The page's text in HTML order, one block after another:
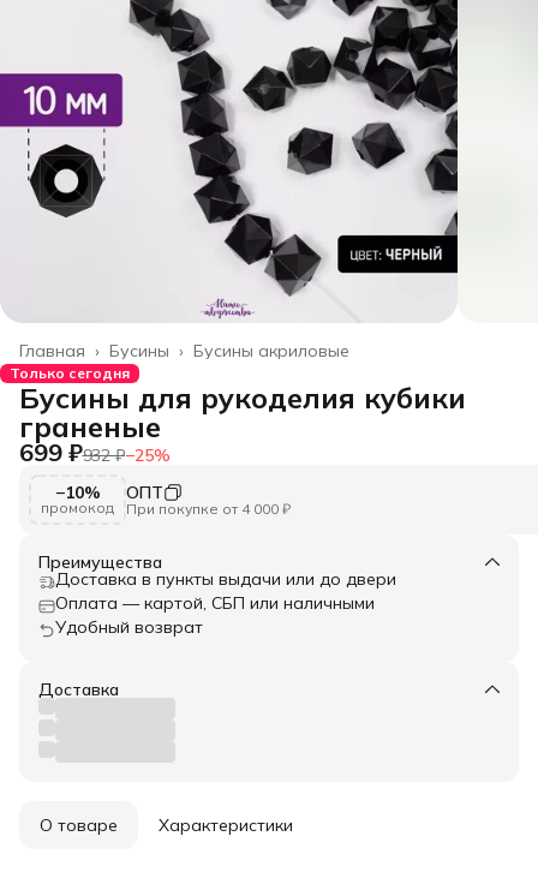
Бусины акриловые
Бусины ›
Главная ›
Только сегодня
Бусины для рукоделия кубики
граненые
699 ₽932 ₽−25%
−10%
промокод
ОПТ
При покупке от 4 000 ₽
Преимущества
Доставка в пункты выдачи или до двери
Оплата — картой, СБП или наличными
Удобный возврат
Доставка
О товаре Характеристики